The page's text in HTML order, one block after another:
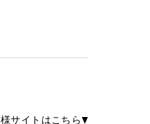
サイトはこちら